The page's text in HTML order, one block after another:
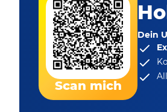
Scan mich
Dein